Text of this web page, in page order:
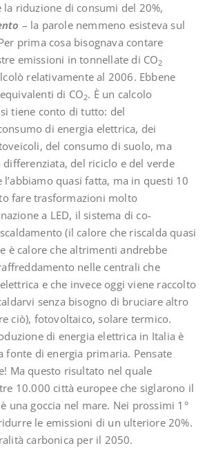
la riduzione di consumi del 20%,
– la parole nemmeno esisteva sul
prima cosa bisognava contare
emissioni in tonnellate di CO2
relativamente al 2006. Ebbene
di CO2. È un calcolo
tiene conto di tutto: del
di energia elettrica, dei
del consumo di suolo, ma
differenziata, del riciclo e del verde
l’abbiamo quasi fatta, ma in questi 10
fare trasformazioni molto
a LED, il sistema di co-
(il calore che riscalda quasi
è calore che altrimenti andrebbe
nelle centrali che
e che invece oggi viene raccolto
senza bisogno di bruciare altro
ciò), fotovoltaico, solare termico.
di energia elettrica in Italia è
fonte di energia primaria. Pensate
Ma questo risultato nel quale
10.000 città europee che siglarono il
una goccia nel mare. Nei prossimi 1°
le emissioni di un ulteriore 20%.
carbonica per il 2050.